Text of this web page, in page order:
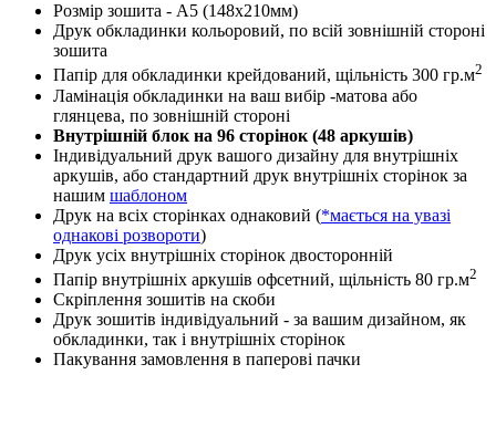
Розмір зошита - А5 (148х210мм)
Друк обкладинки кольоровий, по всій зовнішній стороні
зошита
Папір для обкладинки крейдований, щільність 300 гр.м2
Ламінація обкладинки на ваш вибір -матова або
глянцева, по зовнішній стороні
Внутрішній блок на 96 сторінок (48 аркушів)
Індивідуальний друк вашого дизайну для внутрішніх
аркушів, або стандартний друк внутрішніх сторінок за
нашим шаблоном
Друк на всіх сторінках однаковий (*мається на увазі
однакові розвороти)
Друк усіх внутрішніх сторінок двосторонній
Папір внутрішніх аркушів офсетний, щільність 80 гр.м2
Скріплення зошитів на скоби
Друк зошитів індивідуальний - за вашим дизайном, як
обкладинки, так і внутрішніх сторінок
Пакування замовлення в паперові пачки